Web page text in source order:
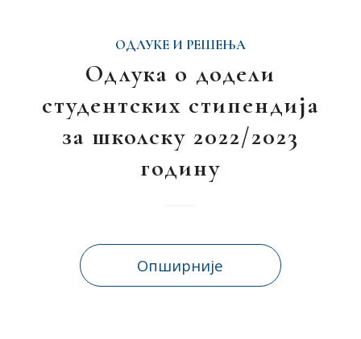
ОДЛУКЕ И РЕШЕЊА
Одлука о додели
студентских стипендија
за школску 2022/2023
годину
Опширније